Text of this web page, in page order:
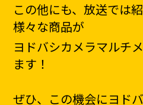
この他にも、放送では
様々な商品が
ヨドバシカメラマルチ
ます！
ぜひ、この機会にヨド